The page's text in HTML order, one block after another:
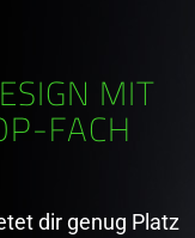
MIT
FACH
dir genug Platz